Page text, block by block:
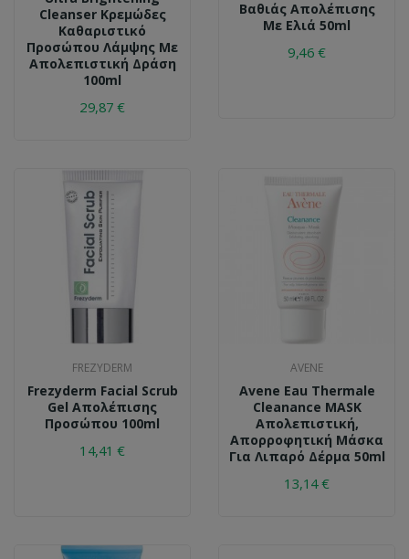
Cleanser Κρεμώδες
Καθαριστικό
Προσώπου Λάμψης Με
Απολεπιστική Δράση
100ml
29,87 €
Βαθιάς Απολέπισης
Με Ελιά 50ml
9,46 €
FREZYDERM
Frezyderm Facial Scrub
Gel Απολέπισης
Προσώπου 100ml
14,41 €
AVENE
Avene Eau Thermale
Cleanance MASK
Απολεπιστική,
Απορροφητική Μάσκα
Για Λιπαρό Δέρμα 50ml
13,14 €